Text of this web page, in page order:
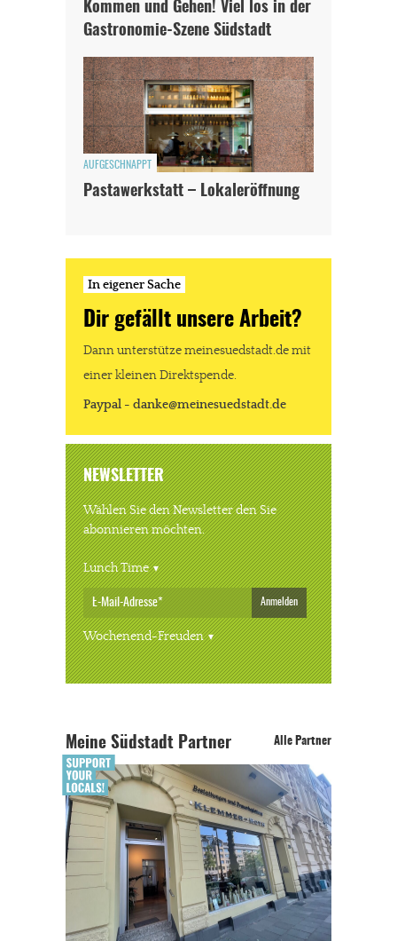
Kommen und Gehen! Viel los in der
Gastronomie-Szene Südstadt
AUFGESCHNAPPT
Pastawerkstatt – Lokaleröffnung
In eigener Sache
Dir gefällt unsere Arbeit?
Dann unterstütze meinesuedstadt.de mit
einer kleinen Direktspende.
Paypal - danke@meinesuedstadt.de
NEWSLETTER
Wählen Sie den Newsletter den Sie
abonnieren möchten.
Lunch Time
Anmelden
Wochenend-Freuden
Meine Südstadt Partner Alle Partner